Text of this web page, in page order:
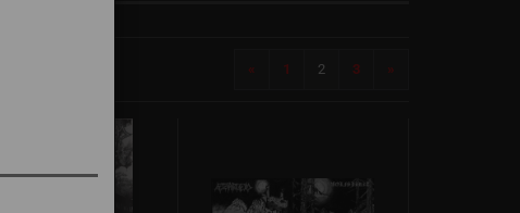
« 1 2 3 »